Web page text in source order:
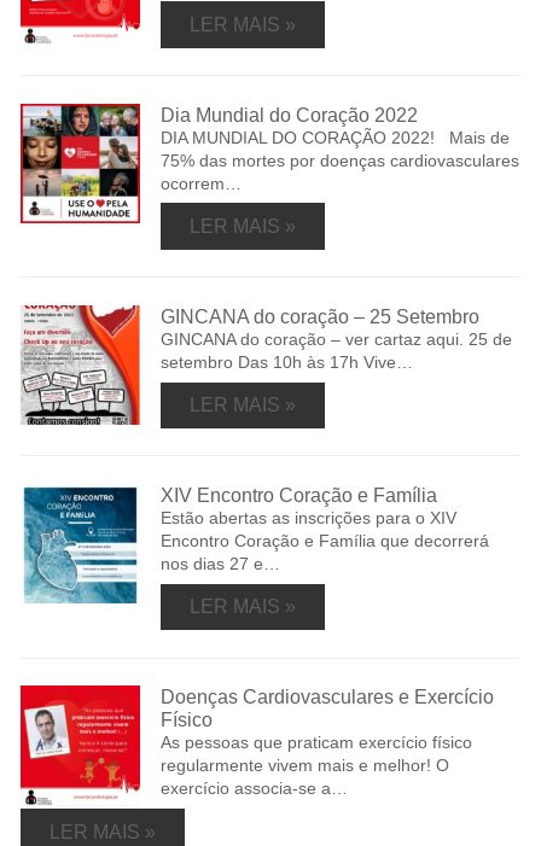
LER MAIS »
Dia Mundial do Coração 2022
DIA MUNDIAL DO CORAÇÃO 2022! Mais de
75% das mortes por doenças cardiovasculares
ocorrem…
LER MAIS »
GINCANA do coração – 25 Setembro
GINCANA do coração – ver cartaz aqui. 25 de
setembro Das 10h às 17h Vive…
LER MAIS »
XIV Encontro Coração e Família
Estão abertas as inscrições para o XIV
Encontro Coração e Família que decorrerá
nos dias 27 e…
LER MAIS »
Doenças Cardiovasculares e Exercício
Físico
As pessoas que praticam exercício físico
regularmente vivem mais e melhor! O
exercício associa-se a…
LER MAIS »